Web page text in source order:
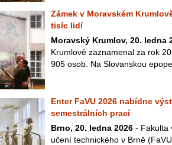
Zámek v Moravském
tisíc lidí
Moravský Krumlov, 20. ledna
Krumlově zaznamenal za rok
905 osob. Na Slovanskou
Enter FaVU 2026 nabídne
semestrálních prací
Brno, 20. ledna 2026 - Fakulta
učení technického v Brně